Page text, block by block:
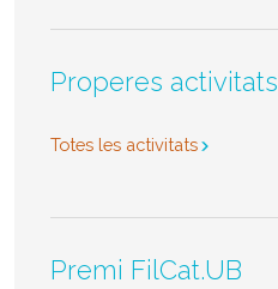
Properes activitats
Totes les activitats
Premi FilCat.UB